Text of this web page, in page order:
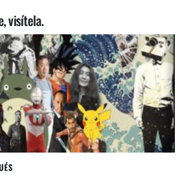
visítela.